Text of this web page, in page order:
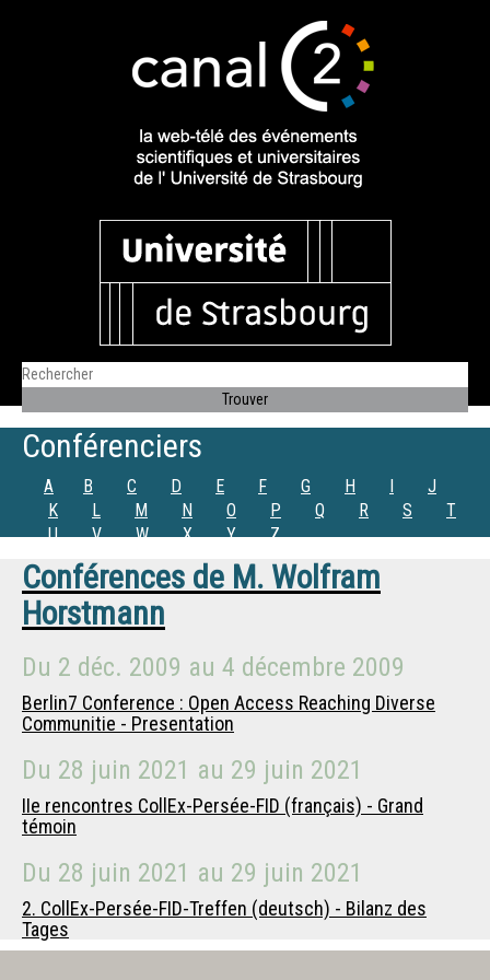
Conférenciers
A B C D E F G H I
J
K
L M N O P Q R S
T
U
V W X Y Z
Conférences de M. Wolfram
Horstmann
Du 2 déc. 2009 au 4 décembre 2009
Berlin7 Conference : Open Access Reaching Diverse
Communitie - Presentation
Du 28 juin 2021 au 29 juin 2021
IIe rencontres CollEx-Persée-FID (français) - Grand
témoin
Du 28 juin 2021 au 29 juin 2021
2. CollEx-Persée-FID-Treffen (deutsch) - Bilanz des
Tages